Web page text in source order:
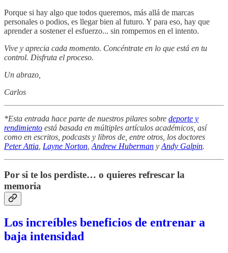
Porque si hay algo que todos queremos, más allá de marcas
personales o podios, es llegar bien al futuro. Y para eso, hay que
aprender a sostener el esfuerzo... sin rompernos en el intento.
Vive y aprecia cada momento. Concéntrate en lo que está en tu
control. Disfruta el proceso.
Un abrazo,
Carlos
*Esta entrada hace parte de nuestros pilares sobre deporte y
rendimiento está basada en múltiples artículos académicos, así
como en escritos, podcasts y libros de, entre otros, los doctores
Peter Attia Layne Norton Andrew Huberman y Andy Galpin.
Por si te los perdiste… o quieres refrescar la
memoria
Los increíbles beneficios de entrenar a
baja intensidad